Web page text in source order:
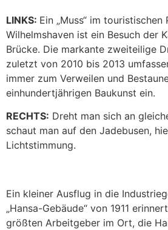
LINKS: Ein „Muss“ im
Wilhelmshaven ist ein Besuch der
Brücke. Die markante zweiteilige
zuletzt von 2010 bis 2013
immer zum Verweilen und
einhundertjährigen Baukunst ein.
RECHTS: Dreht man sich an
schaut man auf den Jadebusen,
Lichtstimmung.
Ein kleiner Ausflug in die
„Hansa-Gebäude“ von 1911
größten Arbeitgeber im Ort, die